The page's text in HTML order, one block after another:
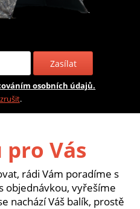
Zasílat
osobních údajů.
zrušit.
pro Vás
rádi Vám poradíme s
objednávkou, vyřešíme
nachází Váš balík, prostě